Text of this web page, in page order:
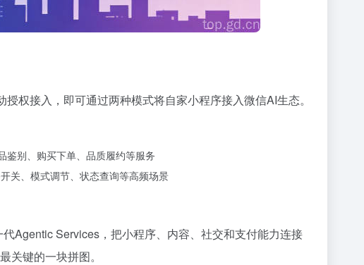
权接入，即可通过两种模式将自家小程序接入微信AI生态。
鉴别、购买下单、品质履约等服务
关、模式调节、状态查询等高频场景
Agentic Services，把小程序、内容、社交和支付能力连接
关键的一块拼图。